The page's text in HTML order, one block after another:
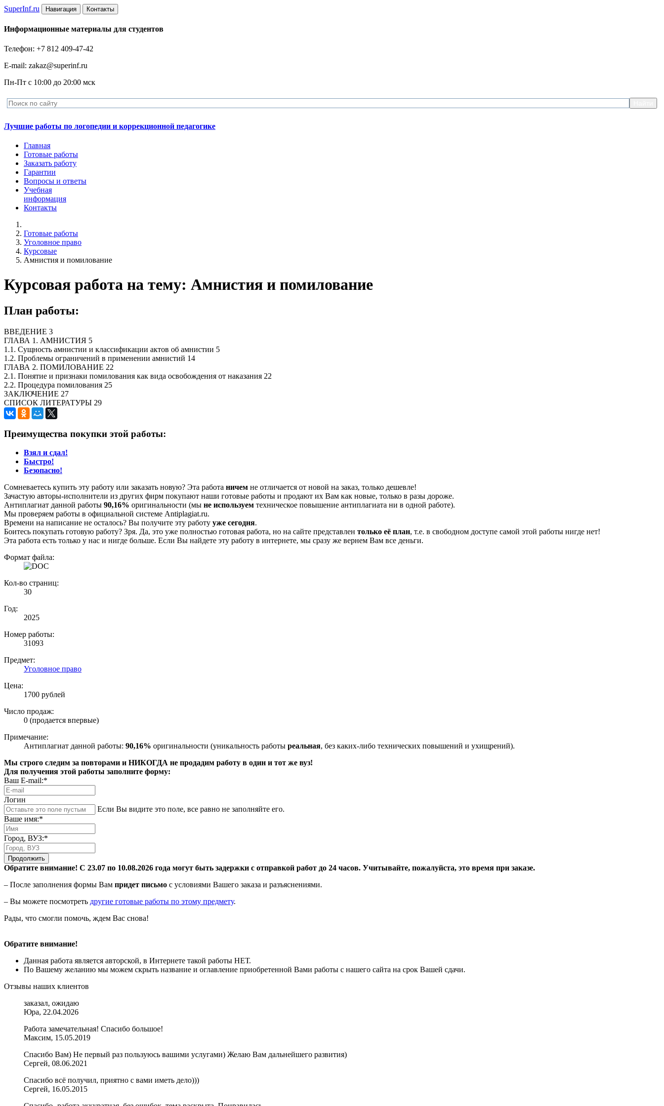
SuperInf.ru Навигация Контакты
Информационные материалы для студентов
Телефон: +7 812 409-47-42
E-mail: zakaz@superinf.ru
Пн-Пт с 10:00 до 20:00 мск
Лучшие работы по логопедии и коррекционной педагогике
Главная
Готовые работы
Заказать работу
Гарантии
Вопросы и ответы
Учебная
информация
Контакты
Готовые работы
Уголовное право
Курсовые
Амнистия и помилование
Курсовая работа на тему: Амнистия и помилование
План работы:
ВВЕДЕНИЕ 3
ГЛАВА 1. АМНИСТИЯ 5
1.1. Сущность амнистии и классификации актов об амнистии 5
1.2. Проблемы ограничений в применении амнистий 14
ГЛАВА 2. ПОМИЛОВАНИЕ 22
2.1. Понятие и признаки помилования как вида освобождения от наказания 22
2.2. Процедура помилования 25
ЗАКЛЮЧЕНИЕ 27
СПИСОК ЛИТЕРАТУРЫ 29
Преимущества покупки этой работы:
Взял и сдал!
Быстро!
Безопасно!
Сомневаетесь купить эту работу или заказать новую? Эта работа ничем не отличается от новой на заказ, только дешевле!
Зачастую авторы-исполнители из других фирм покупают наши готовые работы и продают их Вам как новые, только в разы дороже.
Антиплагиат данной работы 90,16% оригинальности (мы не используем техническое повышение антиплагиата ни в одной работе).
Мы проверяем работы в официальной системе Аntiplagiat.ru.
Времени на написание не осталось? Вы получите эту работу уже сегодня.
Боитесь покупать готовую работу? Зря. Да, это уже полностью готовая работа, но на сайте представлен только её план, т.е. в свободном доступе самой этой работы нигде нет!
Эта работа есть только у нас и нигде больше. Если Вы найдете эту работу в интернете, мы сразу же вернем Вам все деньги.
Формат файла:
Кол-во страниц:
30
Год:
2025
Номер работы:
31093
Предмет:
Уголовное право
Цена:
1700 рублей
Число продаж:
0 (продается впервые)
Примечание:
Антиплагиат данной работы: 90,16% оригинальности (уникальность работы реальная, без каких-либо технических повышений и ухищрений).
Мы строго следим за повторами и НИКОГДА не продадим работу в один и тот же вуз!
Для получения этой работы заполните форму:
Ваш E-mail:*
Логин
Если Вы видите это поле, все равно не заполняйте его.
Ваше имя:*
Город, ВУЗ:*
Продолжить
Обратите внимание! С 23.07 по 10.08.2026 года могут быть задержки с отправкой работ до 24 часов. Учитывайте, пожалуйста, это время при заказе.
– После заполнения формы Вам придет письмо с условиями Вашего заказа и разъяснениями.
– Вы можете посмотреть другие готовые работы по этому предмету.
Рады, что смогли помочь, ждем Вас снова!
Обратите внимание!
Данная работа является авторской, в Интернете такой работы НЕТ.
По Вашему желанию мы можем скрыть название и оглавление приобретенной Вами работы с нашего сайта на срок Вашей сдачи.
Отзывы наших клиентов
заказал, ожидаю
Юра, 22.04.2026
Работа замечательная! Спасибо большое!
Максим, 15.05.2019
Спасибо Вам) Не первый раз пользуюсь вашими услугами) Желаю Вам дальнейшего развития)
Сергей, 08.06.2021
Спасибо всё получил, приятно с вами иметь дело)))
Сергей, 16.05.2015